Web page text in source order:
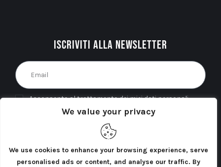
We value your privacy
We use cookies to enhance your browsing experience, serve
personalised ads or content, and analyse our traffic. By
Iscriviti alla newsletter
Acconsento al trattamento dei miei dati personali
come indicato nellaPrivacy Policy del sito. *
INVIA